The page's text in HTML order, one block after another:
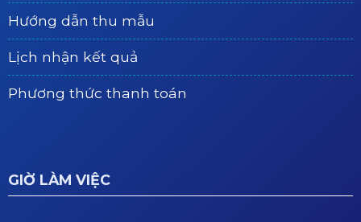
Hướng dẫn thu mẫu
Lịch nhận kết quả
Phương thức thanh toán
GIỜ LÀM VIỆC